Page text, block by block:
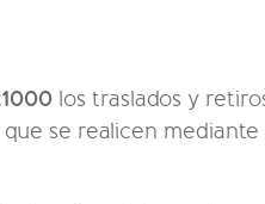
los traslados y
se realicen